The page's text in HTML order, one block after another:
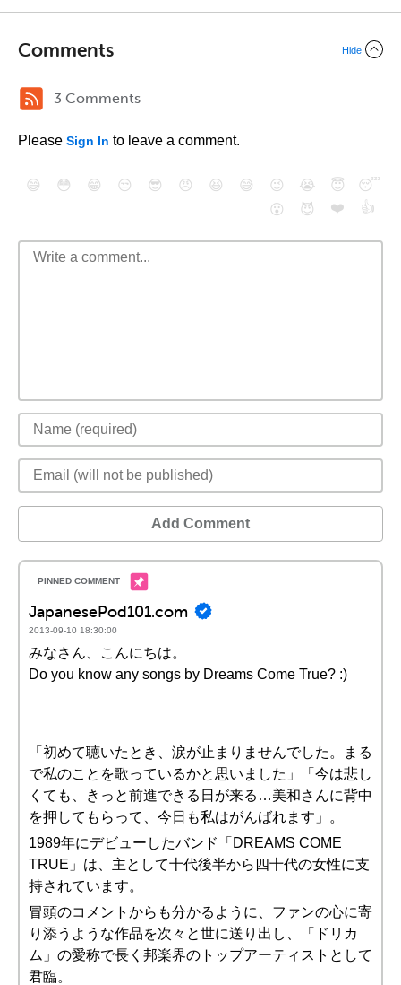
Comments Hide
3 Comments
Please Sign In to leave a comment.
😄 😳 😁 😒 😎 😠 😆 😅 😉 😭 😇
😴
😮
😈 ❤️ 👍
Add Comment
JapanesePod101.com
2013-09-10 18:30:00
みなさん、こんにちは。
Do you know any songs by Dreams Come True? :)
「初めて聴いたとき、涙が止まりませんでした。まる
で私のことを歌っているかと思いました」「今は悲し
くても、きっと前進できる日が来る…美和さんに背中
を押してもらって、今日も私はがんばれます」。
1989年にデビューしたバンド「DREAMS COME
TRUE」は、主として十代後半から四十代の女性に支
持されています。
冒頭のコメントからも分かるように、ファンの心に寄
り添うような作品を次々と世に送り出し、「ドリカ
ム」の愛称で長く邦楽界のトップアーティストとして
君臨。